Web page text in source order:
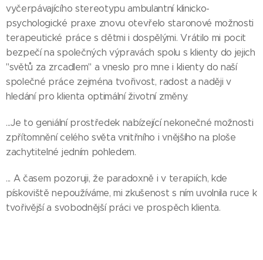
vyčerpávajícího stereotypu ambulantní klinicko-
psychologické praxe znovu otevřelo staronové možnosti
terapeutické práce s dětmi i dospělými. Vrátilo mi pocit
bezpečí na společných výpravách spolu s klienty do jejich
"světů za zrcadlem" a vneslo pro mne i klienty do naší
společné práce zejména tvořivost, radost a naději v
hledání pro klienta optimální životní změny.
...Je to geniální prostředek nabízející nekonečné možnosti
zpřítomnění celého světa vnitřního i vnějšího na ploše
zachytitelné jedním pohledem.
... A časem pozoruji, že paradoxně i v terapiích, kde
pískoviště nepoužíváme, mi zkušenost s ním uvolnila ruce k
tvořivější a svobodnější práci ve prospěch klienta.